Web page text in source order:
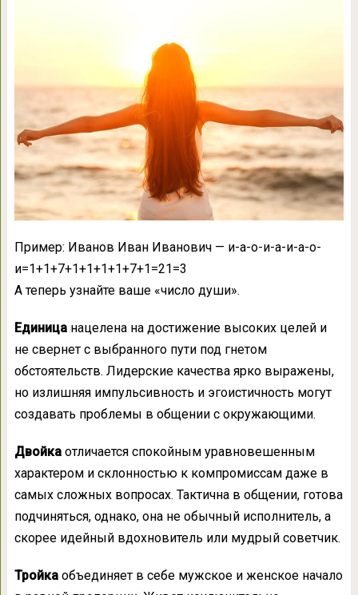
Пример: Иванов Иван Иванович — и-а-о-и-а-и-а-о-
и=1+1+7+1+1+1+1+7+1=21=3
А теперь узнайте ваше «число души».
Единицанацелена на достижение высоких целей и
не свернет с выбранного пути под гнетом
обстоятельств. Лидерские качества ярко выражены,
но излишняя импульсивность и эгоистичность могут
создавать проблемы в общении с окружающими.
Двойка отличается спокойным уравновешенным
характером и склонностью к компромиссам даже в
самых сложных вопросах. Тактична в общении, готова
подчиняться, однако, она не обычный исполнитель, а
скорее идейный вдохновитель или мудрый советчик.
Тройкаобъединяет в себе мужское и женское начало